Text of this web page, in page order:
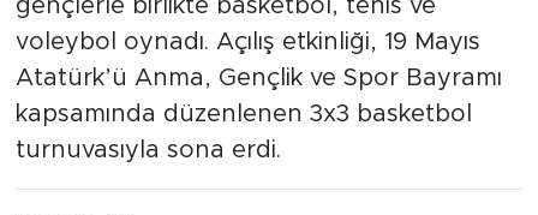
gençlerle birlikte basketbol, tenis ve
voleybol oynadı. Açılış etkinliği, 19 Mayıs
Atatürk’ü Anma, Gençlik ve Spor Bayramı
kapsamında düzenlenen 3x3 basketbol
turnuvasıyla sona erdi.